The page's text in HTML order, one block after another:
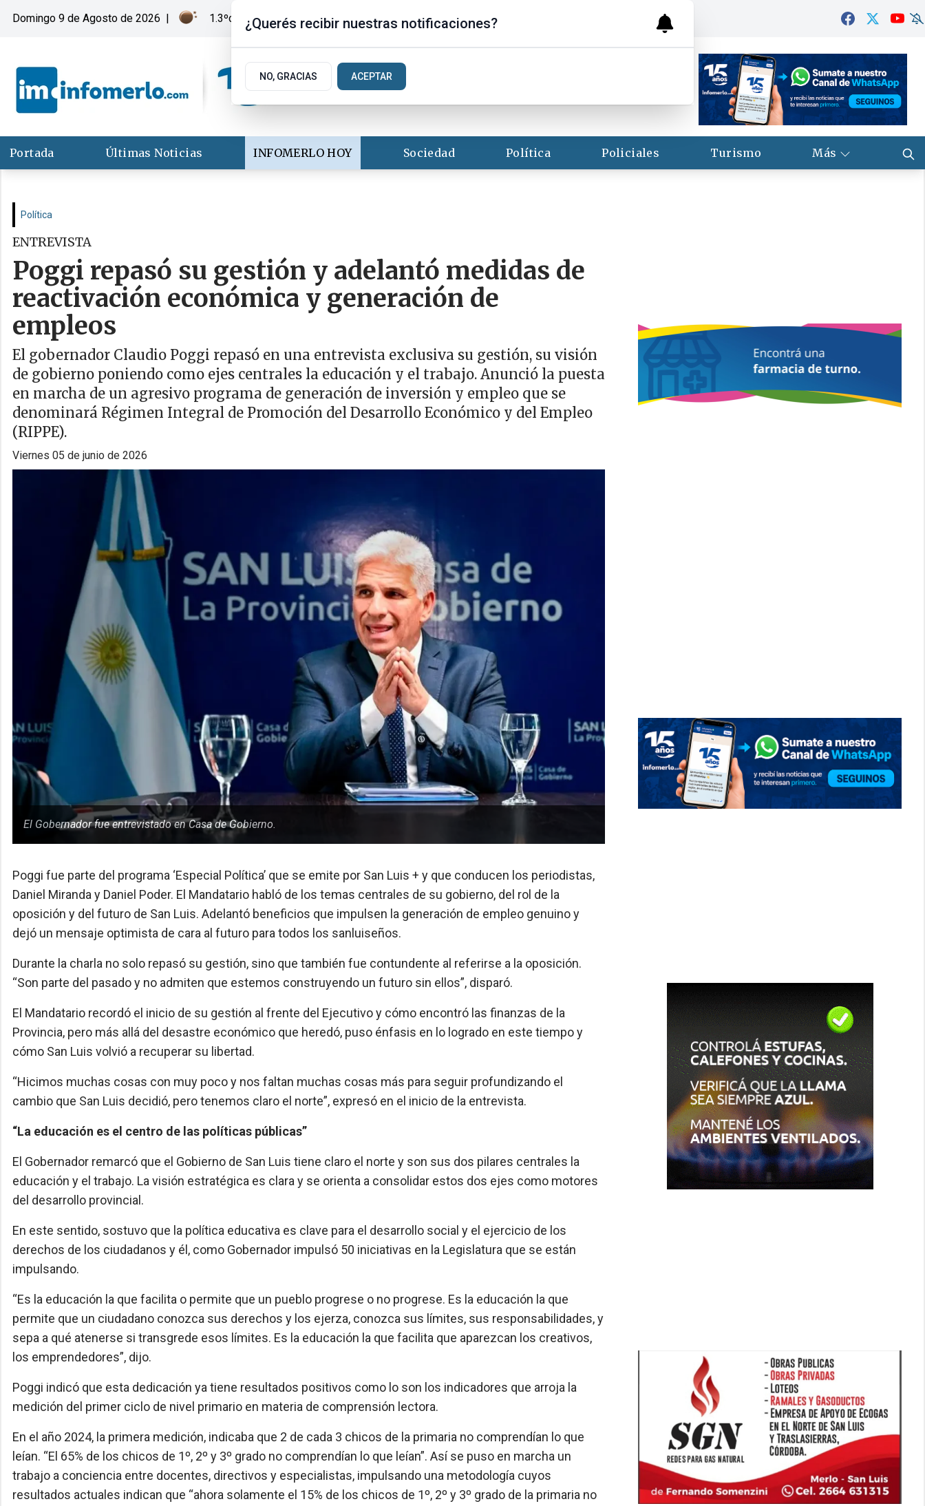
Domingo 9 de Agosto de 2026 | 1.3ºc | Merlo, San Luis
Portada Últimas Noticias INFOMERLO HOY Sociedad Política Policiales Turismo Más
Política
ENTREVISTA
Poggi repasó su gestión y adelantó medidas de
reactivación económica y generación de
empleos
El gobernador Claudio Poggi repasó en una entrevista exclusiva su gestión, su visión
de gobierno poniendo como ejes centrales la educación y el trabajo. Anunció la puesta
en marcha de un agresivo programa de generación de inversión y empleo que se
denominará Régimen Integral de Promoción del Desarrollo Económico y del Empleo
(RIPPE).
viernes 05 de junio de 2026
El Gobernador fue entrevistado en Casa de Gobierno.
Poggi fue parte del programa ‘Especial Política’ que se emite por San Luis + y que conducen los periodistas,
Daniel Miranda y Daniel Poder. El Mandatario habló de los temas centrales de su gobierno, del rol de la
oposición y del futuro de San Luis. Adelantó beneficios que impulsen la generación de empleo genuino y
dejó un mensaje optimista de cara al futuro para todos los sanluiseños.
Durante la charla no solo repasó su gestión, sino que también fue contundente al referirse a la oposición.
“Son parte del pasado y no admiten que estemos construyendo un futuro sin ellos”, disparó.
El Mandatario recordó el inicio de su gestión al frente del Ejecutivo y cómo encontró las finanzas de la
Provincia, pero más allá del desastre económico que heredó, puso énfasis en lo logrado en este tiempo y
cómo San Luis volvió a recuperar su libertad.
“Hicimos muchas cosas con muy poco y nos faltan muchas cosas más para seguir profundizando el
cambio que San Luis decidió, pero tenemos claro el norte”, expresó en el inicio de la entrevista.
“La educación es el centro de las políticas públicas”
El Gobernador remarcó que el Gobierno de San Luis tiene claro el norte y son sus dos pilares centrales la
educación y el trabajo. La visión estratégica es clara y se orienta a consolidar estos dos ejes como motores
del desarrollo provincial.
En este sentido, sostuvo que la política educativa es clave para el desarrollo social y el ejercicio de los
derechos de los ciudadanos y él, como Gobernador impulsó 50 iniciativas en la Legislatura que se están
impulsando.
“Es la educación la que facilita o permite que un pueblo progrese o no progrese. Es la educación la que
permite que un ciudadano conozca sus derechos y los ejerza, conozca sus límites, sus responsabilidades, y
sepa a qué atenerse si transgrede esos límites. Es la educación la que facilita que aparezcan los creativos,
los emprendedores”, dijo.
Poggi indicó que esta dedicación ya tiene resultados positivos como lo son los indicadores que arroja la
medición del primer ciclo de nivel primario en materia de comprensión lectora.
En el año 2024, la primera medición, indicaba que 2 de cada 3 chicos de la primaria no comprendían lo que
leían. “El 65% de los chicos de 1º, 2º y 3º grado no comprendían lo que leían”. Así se puso en marcha un
trabajo a conciencia entre docentes, directivos y especialistas, impulsando una metodología cuyos
resultados actuales indican que “ahora solamente el 15% de los chicos de 1º, 2º y 3º grado de la primaria no
¿Querés recibir nuestras notificaciones?
NO, GRACIAS ACEPTAR